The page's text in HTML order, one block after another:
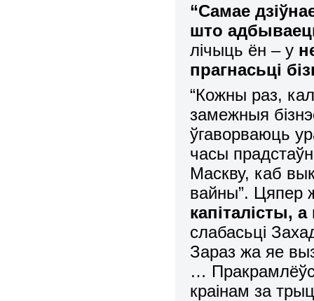
“Самае
што
лічыць ён – у
прагнасьці
“Кожны раз,
замежныя
ўгаворваюць
часы
Маскву, каб
вайны”. Цяпер
капіталісты,
слабасьці
Зараз жа яе
…
краінам за